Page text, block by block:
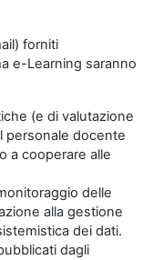
forniti
e-Learning saranno
(e di valutazione
personale docente
a cooperare alle
delle
alla gestione
dei dati.
dagli